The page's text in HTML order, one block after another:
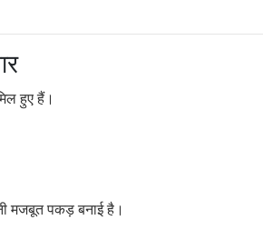
हुए हैं।
मजबूत पकड़ बनाई है।